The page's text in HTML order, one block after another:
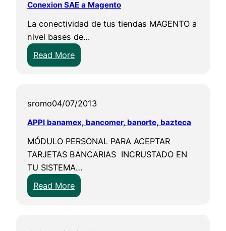
a
s
M
n
t
o
Conexion SAE a Magento
La conectividad de tus tiendas MAGENTO a
nivel bases de…
Read More:
C
e
x
o
n
S
A
E
sromo04/07/2013
APPI banamex, bancomer, banorte, bazteca
MÓDULO PERSONAL PARA ACEPTAR
TARJETAS BANCARIAS INCRUSTADO EN
TU SISTEMA…
Read More:
A